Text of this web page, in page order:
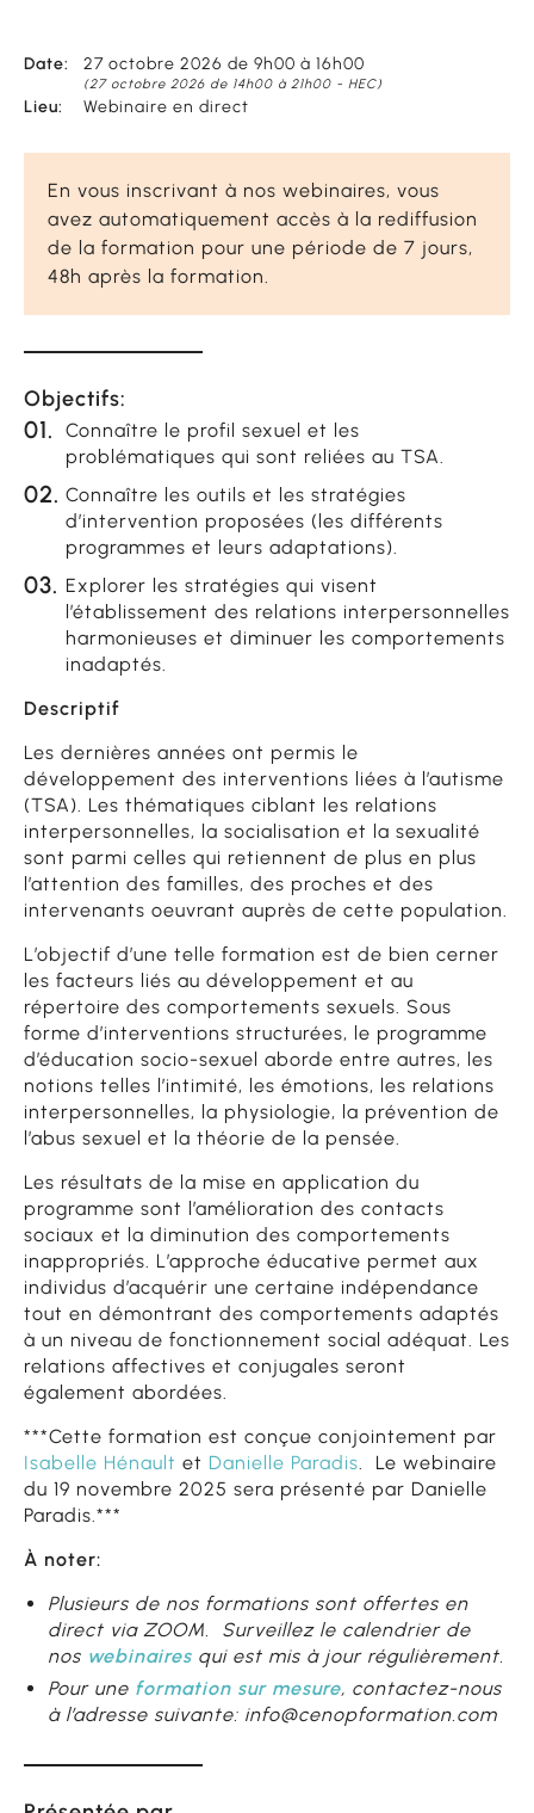
Date: 27 octobre 2026 de 9h00 à 16h00
(27 octobre 2026 de 14h00 à 21h00 - HEC)
Lieu: Webinaire en direct
En vous inscrivant à nos webinaires, vous
avez automatiquement accès à la rediffusion
de la formation pour une période de 7 jours,
48h après la formation.
Objectifs:
Connaître le profil sexuel et les
problématiques qui sont reliées au TSA.
Connaître les outils et les stratégies
d’intervention proposées (les différents
programmes et leurs adaptations).
Explorer les stratégies qui visent
l’établissement des relations interpersonnelles
harmonieuses et diminuer les comportements
inadaptés.
Descriptif
Les dernières années ont permis le
développement des interventions liées à l’autisme
(TSA). Les thématiques ciblant les relations
interpersonnelles, la socialisation et la sexualité
sont parmi celles qui retiennent de plus en plus
l’attention des familles, des proches et des
intervenants oeuvrant auprès de cette population.
L’objectif d’une telle formation est de bien cerner
les facteurs liés au développement et au
répertoire des comportements sexuels. Sous
forme d’interventions structurées, le programme
d’éducation socio-sexuel aborde entre autres, les
notions telles l’intimité, les émotions, les relations
interpersonnelles, la physiologie, la prévention de
l’abus sexuel et la théorie de la pensée.
Les résultats de la mise en application du
programme sont l’amélioration des contacts
sociaux et la diminution des comportements
inappropriés. L’approche éducative permet aux
individus d’acquérir une certaine indépendance
tout en démontrant des comportements adaptés
à un niveau de fonctionnement social adéquat. Les
relations affectives et conjugales seront
également abordées.
***Cette formation est conçue conjointement par
Isabelle Hénault et Danielle Paradis. Le webinaire
du 19 novembre 2025 sera présenté par Danielle
Paradis.***
À noter:
Plusieurs de nos formations sont offertes en
direct via ZOOM. Surveillez le calendrier de
nos webinaires qui est mis à jour régulièrement.
Pour une formation sur mesure, contactez-nous
à l’adresse suivante: info@cenopformation.com